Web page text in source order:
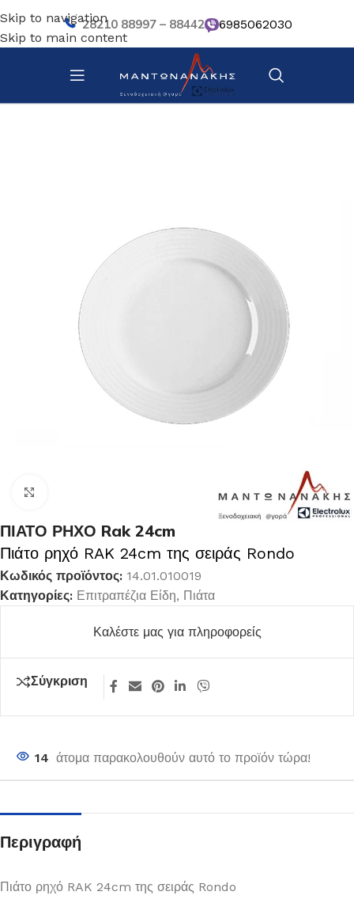
Skip to navigation
Skip to main content
28210 88997 – 88442 6985062030
Αρχική σελίδα/ Επιτραπέζια Είδη/ Πιάτα
ΠΙΑΤΟ ΡΗΧΟ Rak 24cm
Πιάτο ρηχό RAK 24cm της σειράς Rondo
Κωδικός προϊόντος: 14.01.010019
Κατηγορίες: Επιτραπέζια Είδη, Πιάτα
Καλέστε μας για πληροφορείς
Σύγκριση
14 άτομα παρακολουθούν αυτό το προϊόν τώρα!
Περιγραφή
Πιάτο ρηχό RAK 24cm της σειράς Rondo